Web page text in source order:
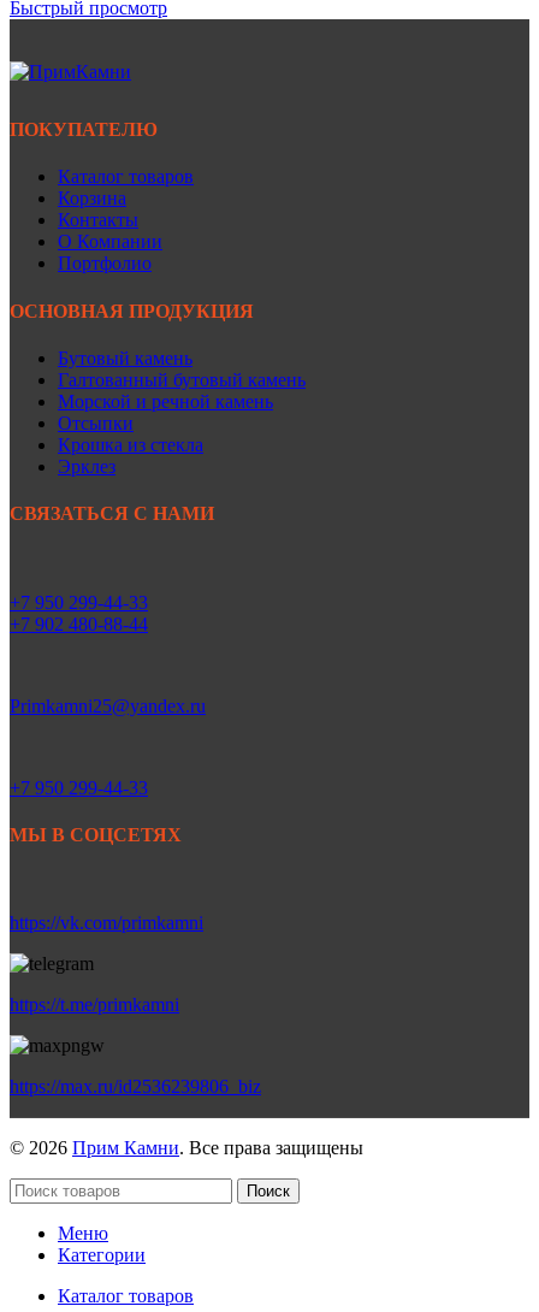
Быстрый просмотр
ПОКУПАТЕЛЮ
Каталог товаров
Корзина
Контакты
О Компании
Портфолио
ОСНОВНАЯ ПРОДУКЦИЯ
Бутовый камень
Галтованный бутовый камень
Морской и речной камень
Отсыпки
Крошка из стекла
Эрклез
СВЯЗАТЬСЯ С НАМИ
+7 950 299-44-33
+7 902 480-88-44
Primkamni25@yandex.ru
+7 950 299-44-33
МЫ В СОЦСЕТЯХ
https://vk.com/primkamni
https://t.me/primkamni
https://max.ru/id2536239806_biz
© 2026 Прим Камни. Все права защищены
Поиск
Меню
Категории
Каталог товаров